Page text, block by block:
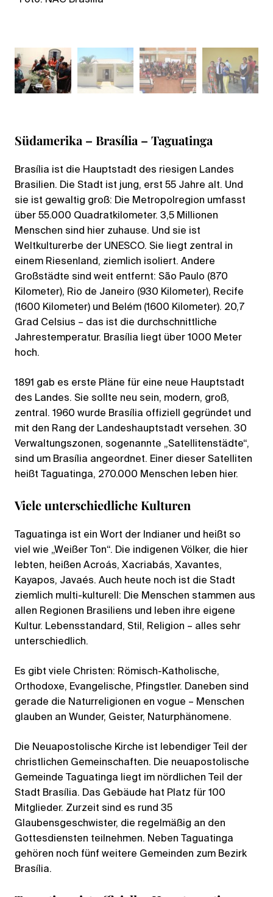
Südamerika – Brasília – Taguatinga
Brasília ist die Hauptstadt des riesigen Landes
Brasilien. Die Stadt ist jung, erst 55 Jahre alt. Und
sie ist gewaltig groß: Die Metropolregion umfasst
über 55.000 Quadratkilometer. 3,5 Millionen
Menschen sind hier zuhause. Und sie ist
Weltkulturerbe der UNESCO. Sie liegt zentral in
einem Riesenland, ziemlich isoliert. Andere
Großstädte sind weit entfernt: São Paulo (870
Kilometer), Rio de Janeiro (930 Kilometer), Recife
(1600 Kilometer) und Belém (1600 Kilometer). 20,7
Grad Celsius – das ist die durchschnittliche
Jahrestemperatur. Brasília liegt über 1000 Meter
hoch.
1891 gab es erste Pläne für eine neue Hauptstadt
des Landes. Sie sollte neu sein, modern, groß,
zentral. 1960 wurde Brasília offiziell gegründet und
mit den Rang der Landeshauptstadt versehen. 30
Verwaltungszonen, sogenannte „Satellitenstädte“,
sind um Brasília angeordnet. Einer dieser Satelliten
heißt Taguatinga, 270.000 Menschen leben hier.
Viele unterschiedliche Kulturen
Taguatinga ist ein Wort der Indianer und heißt so
viel wie „Weißer Ton“. Die indigenen Völker, die hier
lebten, heißen Acroás, Xacriabás, Xavantes,
Kayapos, Javaés. Auch heute noch ist die Stadt
ziemlich multi-kulturell: Die Menschen stammen aus
allen Regionen Brasiliens und leben ihre eigene
Kultur. Lebensstandard, Stil, Religion – alles sehr
unterschiedlich.
Es gibt viele Christen: Römisch-Katholische,
Orthodoxe, Evangelische, Pfingstler. Daneben sind
gerade die Naturreligionen en vogue – Menschen
glauben an Wunder, Geister, Naturphänomene.
Die Neuapostolische Kirche ist lebendiger Teil der
christlichen Gemeinschaften. Die neuapostolische
Gemeinde Taguatinga liegt im nördlichen Teil der
Stadt Brasília. Das Gebäude hat Platz für 100
Mitglieder. Zurzeit sind es rund 35
Glaubensgeschwister, die regelmäßig an den
Gottesdiensten teilnehmen. Neben Taguatinga
gehören noch fünf weitere Gemeinden zum Bezirk
Brasília.